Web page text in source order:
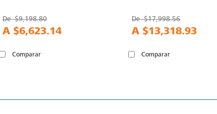
De$9,198.80
A $6,623.14
Comparar
De$17,998.56
A $13,318.93
Comparar